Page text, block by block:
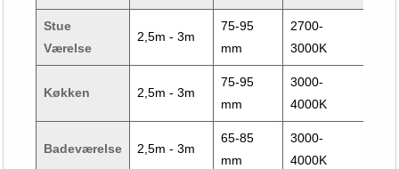
Stue
Værelse
2,5m - 3m
75-95
mm
2700-
3000K
Køkken 2,5m - 3m
75-95
mm
3000-
4000K
Badeværelse 2,5m - 3m
65-85
mm
3000-
4000K